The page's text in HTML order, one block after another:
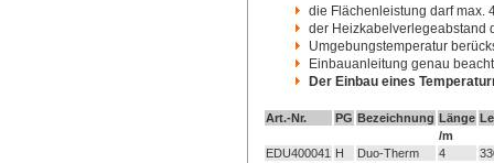
die Flächenleistung darf max.
der Heizkabelverlegeabstand
Umgebungstemperatur
Einbauanleitung genau
Der Einbau eines
Art.-Nr. PG Bezeichnung Länge
/m
EDU400041 H Duo-Therm 4